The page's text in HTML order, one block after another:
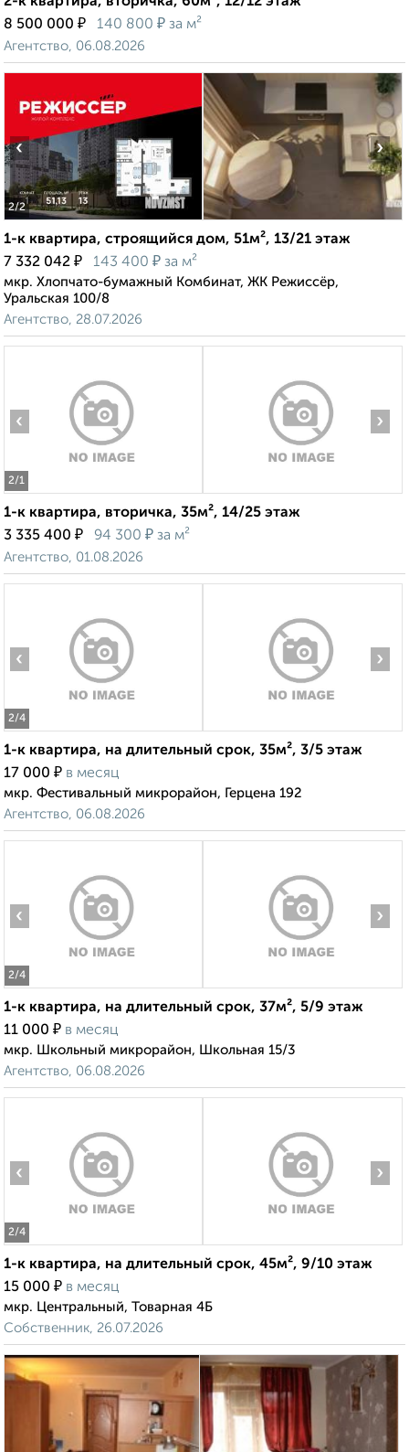
8 500 000 ₽ 140 800 ₽ за м²
Агентство, 06.08.2026
2/2
‹ ›
1-к квартира, строящийся дом, 51м², 13/21 этаж
7 332 042 ₽ 143 400 ₽ за м²
мкр. Хлопчато-бумажный Комбинат, ЖК Режиссёр,
Уральская 100/8
Агентство, 28.07.2026
2/1
‹ ›
1-к квартира, вторичка, 35м², 14/25 этаж
3 335 400 ₽ 94 300 ₽ за м²
Агентство, 01.08.2026
2/4
‹ ›
1-к квартира, на длительный срок, 35м², 3/5 этаж
17 000 ₽ в месяц
мкр. Фестивальный микрорайон, Герцена 192
Агентство, 06.08.2026
2/4
‹ ›
1-к квартира, на длительный срок, 37м², 5/9 этаж
11 000 ₽ в месяц
мкр. Школьный микрорайон, Школьная 15/3
Агентство, 06.08.2026
2/4
‹ ›
1-к квартира, на длительный срок, 45м², 9/10 этаж
15 000 ₽ в месяц
мкр. Центральный, Товарная 4Б
Собственник, 26.07.2026